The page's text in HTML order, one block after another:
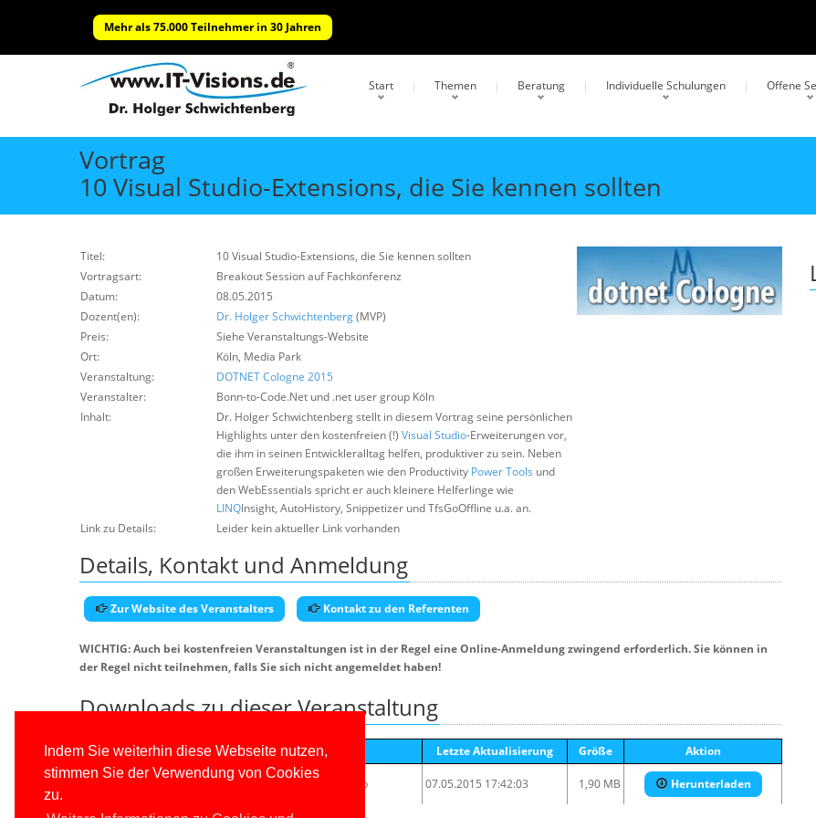
Indem Sie weiterhin diese Webseite nutzen,
stimmen Sie der Verwendung von Cookies
zu.
Mehr als 75.000 Teilnehmer in 30 Jahren
Start Themen Beratung Individuelle Schulungen Offene
Vortrag
10 Visual Studio-Extensions, die Sie kennen sollten
Titel:
10 Visual Studio-Extensions, die Sie kennen sollten
Vortragsart:
Breakout Session auf Fachkonferenz
Datum:
08.05.2015
Dozent(en):
Dr. Holger Schwichtenberg(MVP)
Preis:
Siehe Veranstaltungs-Website
Ort:
Köln, Media Park
Veranstaltung:
DOTNET Cologne 2015
Veranstalter:
Bonn-to-Code.Net und .net user group Köln
Inhalt:
Dr. Holger Schwichtenberg stellt in diesem Vortrag seine persönlichen
Highlights unter den kostenfreien (!) Visual Studio-Erweiterungen vor,
die ihm in seinen Entwickleralltag helfen, produktiver zu sein. Neben
großen Erweiterungspaketen wie den Productivity Power Tools und
den WebEssentials spricht er auch kleinere Helferlinge wie
LINQInsight, AutoHistory, Snippetizer und TfsGoOffline u.a. an.
Link zu Details:
Leider kein aktueller Link vorhanden
Details, Kontakt und Anmeldung
Zur Website des Veranstalters Kontakt zu den Referenten
WICHTIG: Auch bei kostenfreien Veranstaltungen ist in der Regel eine Online-Anmeldung zwingend erforderlich. Sie können in
der Regel nicht teilnehmen, falls Sie sich nicht angemeldet haben!
Downloads zu dieser Veranstaltung
Dateiname Letzte Aktualisierung Größe Aktion
HSchwichtenberg_10TolleVisualStudioExtensions.pdf.zip 07.05.2015 17:42:03 1,90 MB Herunterladen